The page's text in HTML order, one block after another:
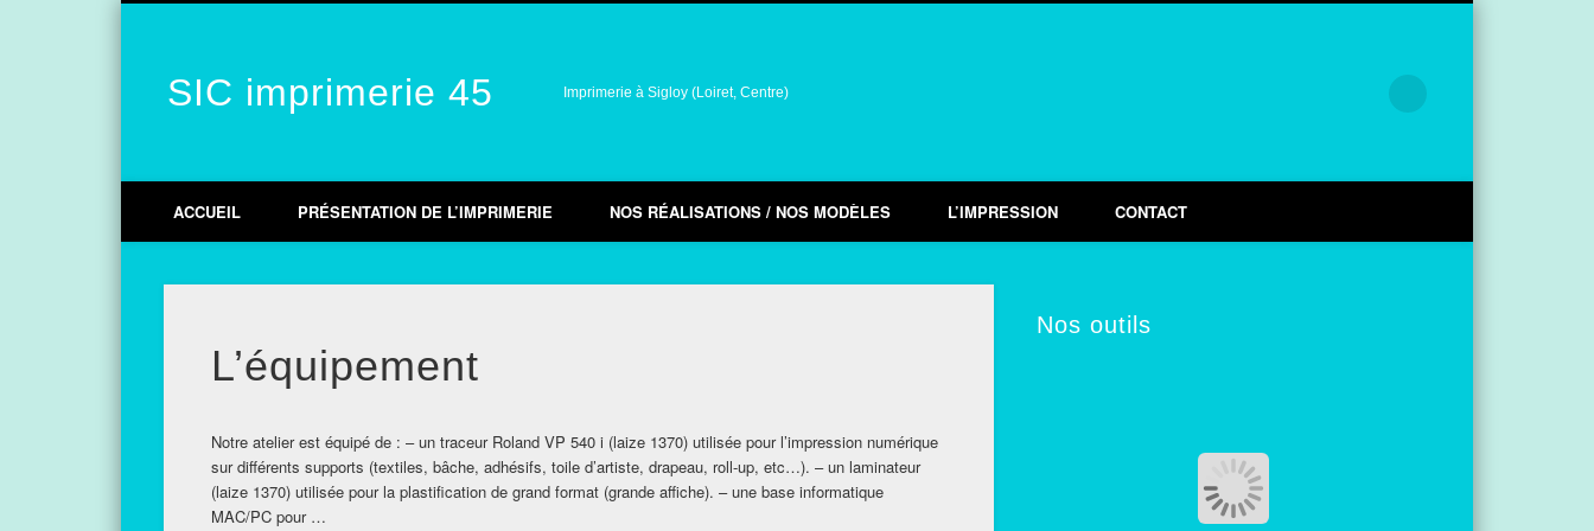
SIC imprimerie 45 Imprimerie à Sigloy (Loiret, Centre)
LinkedIn
ACCUEIL PRÉSENTATION DE L’IMPRIMERIE NOS RÉALISATIONS / NOS MODÈLES L’IMPRESSION CONTACT
L’équipement
Notre atelier est équipé de : – un traceur Roland VP 540 i (laize 1370) utilisée pour l’impression numérique
sur différents supports (textiles, bâche, adhésifs, toile d’artiste, drapeau, roll-up, etc…). – un laminateur
(laize 1370) utilisée pour la plastification de grand format (grande affiche). – une base informatique
MAC/PC pour …
Nos outils